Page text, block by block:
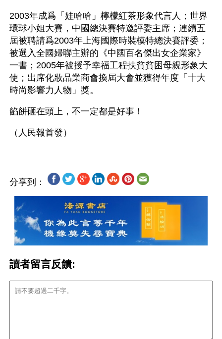
2003年成爲「娃哈哈」檸檬紅茶形象代言人；世界
環球小姐大賽，中國總決賽特邀評委主席；連續五
屆被聘請爲2003年上海國際時裝模特總決賽評委；
被選入全國婦聯主辦的《中國百名傑出女企業家》
一書；2005年被授予幸福工程扶貧貧困母親形象大
使；出席化妝品業商會換屆大會並獲得年度「十大
時尚影響力人物」獎。
餡餅砸在頭上，不一定都是好事！
分享到：
讀者留言反饋: